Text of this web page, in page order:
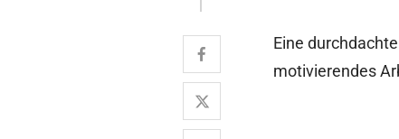
Eine
motivierendes